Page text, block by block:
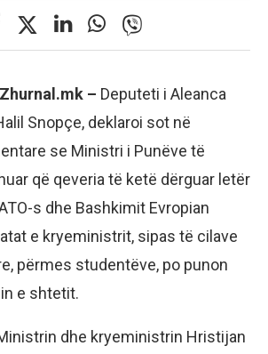
– Deputeti i Aleanca
Snopçe, deklaroi sot në
se Ministri i Punëve të
që qeveria të ketë dërguar letër
s dhe Bashkimit Evropian
e kryeministrit, sipas të cilave
përmes studentëve, po punon
e shtetit.
dhe kryeministrin Hristijan